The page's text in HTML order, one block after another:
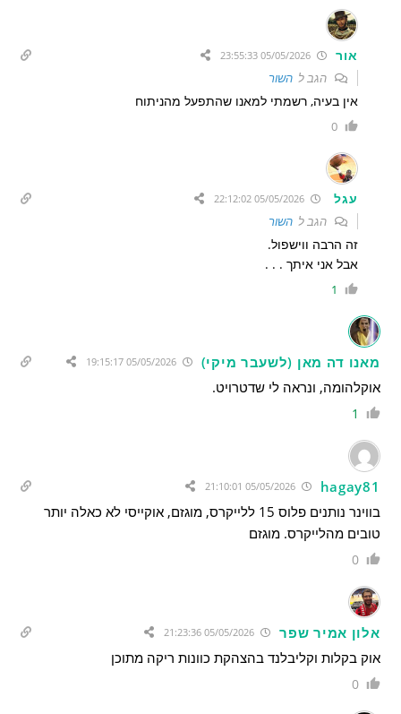
אור
הגב להשור
אין בעיה, רשמתי למאנו שהתפעל מהניתוח
0
עגל
הגב להשור
זה הרבה ווישפול.
אבל אני איתך . . .
1
מאנו דה מאן (לשעבר מיקי) 05/05/2026 19:15:17
אוקלהומה, ונראה לי שדטרויט.
1
hagay81
05/05/2026 21:10:01
בווינר נותנים פלוס 15 ללייקרס, מוגזם, אוקייסי לא כאלה יותר
טובים מהלייקרס. מוגזם
0
אלון אמיר שפר
אוק בקלות וקליבלנד בהצהקת כוונות ריקה מתוכן
0